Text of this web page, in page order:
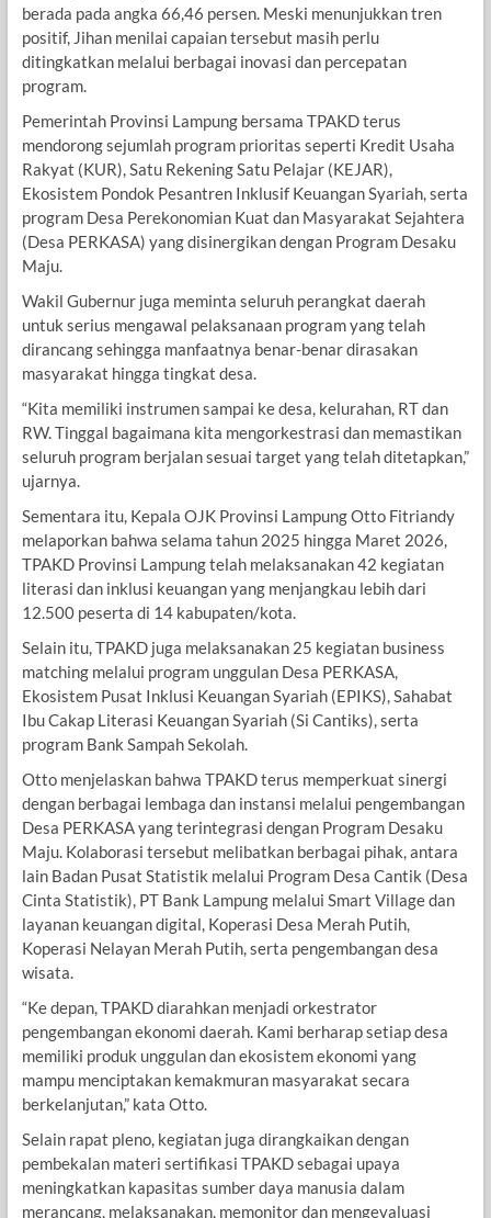
berada pada angka 66,46 persen. Meski menunjukkan tren
positif, Jihan menilai capaian tersebut masih perlu
ditingkatkan melalui berbagai inovasi dan percepatan
program.
Pemerintah Provinsi Lampung bersama TPAKD terus
mendorong sejumlah program prioritas seperti Kredit Usaha
Rakyat (KUR), Satu Rekening Satu Pelajar (KEJAR),
Ekosistem Pondok Pesantren Inklusif Keuangan Syariah, serta
program Desa Perekonomian Kuat dan Masyarakat Sejahtera
(Desa PERKASA) yang disinergikan dengan Program Desaku
Maju.
Wakil Gubernur juga meminta seluruh perangkat daerah
untuk serius mengawal pelaksanaan program yang telah
dirancang sehingga manfaatnya benar-benar dirasakan
masyarakat hingga tingkat desa.
“Kita memiliki instrumen sampai ke desa, kelurahan, RT dan
RW. Tinggal bagaimana kita mengorkestrasi dan memastikan
seluruh program berjalan sesuai target yang telah ditetapkan,”
ujarnya.
Sementara itu, Kepala OJK Provinsi Lampung Otto Fitriandy
melaporkan bahwa selama tahun 2025 hingga Maret 2026,
TPAKD Provinsi Lampung telah melaksanakan 42 kegiatan
literasi dan inklusi keuangan yang menjangkau lebih dari
12.500 peserta di 14 kabupaten/kota.
Selain itu, TPAKD juga melaksanakan 25 kegiatan business
matching melalui program unggulan Desa PERKASA,
Ekosistem Pusat Inklusi Keuangan Syariah (EPIKS), Sahabat
Ibu Cakap Literasi Keuangan Syariah (Si Cantiks), serta
program Bank Sampah Sekolah.
Otto menjelaskan bahwa TPAKD terus memperkuat sinergi
dengan berbagai lembaga dan instansi melalui pengembangan
Desa PERKASA yang terintegrasi dengan Program Desaku
Maju. Kolaborasi tersebut melibatkan berbagai pihak, antara
lain Badan Pusat Statistik melalui Program Desa Cantik (Desa
Cinta Statistik), PT Bank Lampung melalui Smart Village dan
layanan keuangan digital, Koperasi Desa Merah Putih,
Koperasi Nelayan Merah Putih, serta pengembangan desa
wisata.
“Ke depan, TPAKD diarahkan menjadi orkestrator
pengembangan ekonomi daerah. Kami berharap setiap desa
memiliki produk unggulan dan ekosistem ekonomi yang
mampu menciptakan kemakmuran masyarakat secara
berkelanjutan,” kata Otto.
Selain rapat pleno, kegiatan juga dirangkaikan dengan
pembekalan materi sertifikasi TPAKD sebagai upaya
meningkatkan kapasitas sumber daya manusia dalam
merancang, melaksanakan, memonitor dan mengevaluasi